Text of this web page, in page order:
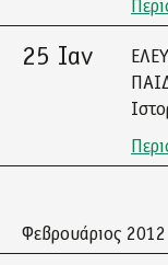
25 Ιαν
Φεβρουάριος 2012